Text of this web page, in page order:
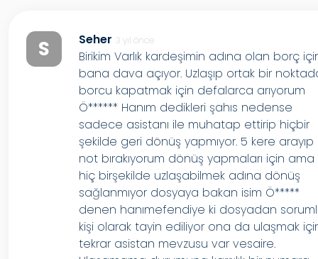
S Seher 3 yıl önce
Birikim Varlık kardeşimin adına olan borç
bana dava açıyor. Uzlaşıp ortak bir
borcu kapatmak için defalarca arıyorum
Ö****** Hanım dedikleri şahıs nedense
sadece asistanı ile muhatap ettirip hiçbir
şekilde geri dönüş yapmıyor. 5 kere arayıp
not bırakıyorum dönüş yapmaları için ama
hiç birşekilde uzlaşabilmek adına dönüş
sağlanmıyor dosyaya bakan isim Ö*****
denen hanımefendiye ki dosyadan
kişi olarak tayin ediliyor ona da ulaşmak
tekrar asistan mevzusu var vesaire.